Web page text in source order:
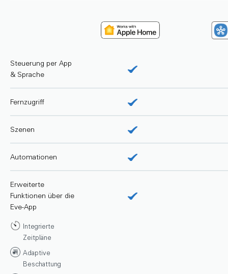
Steuerung per App
& Sprache
Fernzugriff
Szenen
Automationen
Erweiterte
Funktionen über die
Eve-App
Integrierte
Zeitpläne
Adaptive
Beschattung